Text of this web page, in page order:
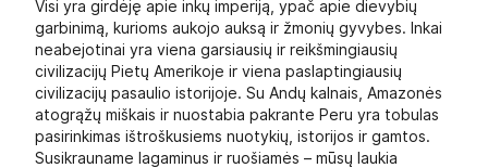
Visi yra girdėję apie inkų imperiją, ypač apie dievybių
garbinimą, kurioms aukojo auksą ir žmonių gyvybes. Inkai
neabejotinai yra viena garsiausių ir reikšmingiausių
civilizacijų Pietų Amerikoje ir viena paslaptingiausių
civilizacijų pasaulio istorijoje. Su Andų kalnais, Amazonės
atogrąžų miškais ir nuostabia pakrante Peru yra tobulas
pasirinkimas ištroškusiems nuotykių, istorijos ir gamtos.
Susikrauname lagaminus ir ruošiamės – mūsų laukia